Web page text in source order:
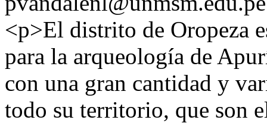
<p>El distrito de Oropeza
para la arqueología de
con una gran cantidad y
todo su territorio, que son